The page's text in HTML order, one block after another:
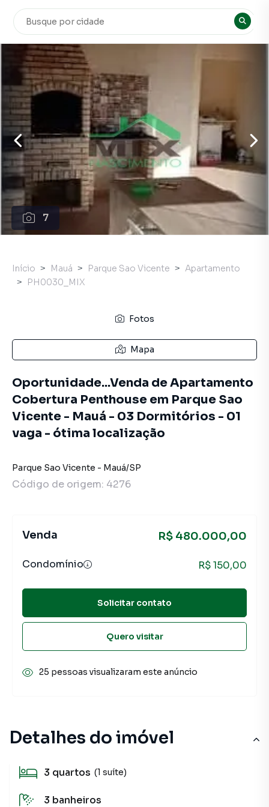
7
Detalhes do imóvel
3 quartos (1 suíte)
3 banheiros
Início Mauá Parque Sao Vicente
Apartamento
PH0030_MIX
Fotos
Mapa
Oportunidade...Venda de Apartamento
Cobertura Penthouse em Parque Sao
Vicente - Mauá - 03 Dormitórios - 01
vaga - ótima localização
Parque Sao Vicente - Mauá/SP
Código de origem: 4276
Venda R$ 480.000,00
Condomínio R$ 150,00
Solicitar contato
Quero visitar
25 pessoas visualizaram este anúncio